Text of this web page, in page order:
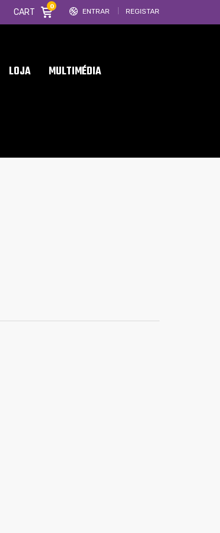
ENTRAR REGISTAR
CART
0
LOJA MULTIMÉDIA